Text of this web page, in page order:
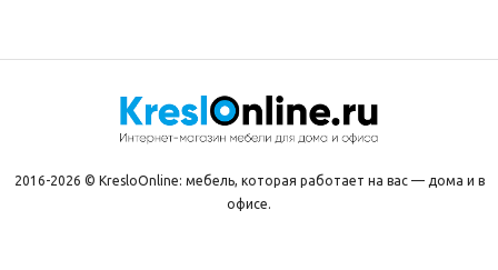
2016-2026 © KresloOnline: мебель, которая работает на вас — дома и в
офисе.